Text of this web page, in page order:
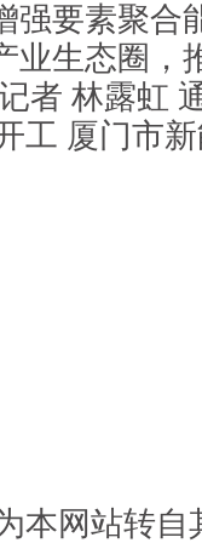
强要素聚合
业生态圈，
者 林露虹
工 厦门市
本网站转自